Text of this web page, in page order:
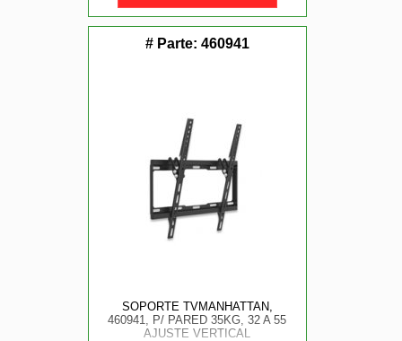
# Parte: 460941
SOPORTE TVMANHATTAN,
460941, P/ PARED 35KG, 32 A 55
AJUSTE VERTICAL